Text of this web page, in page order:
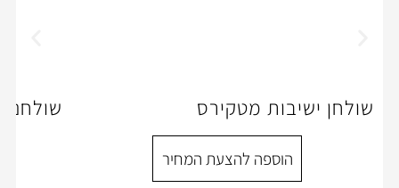
מטקירס
להצעת המחיר
שולחנות מנהלים דגם WIX